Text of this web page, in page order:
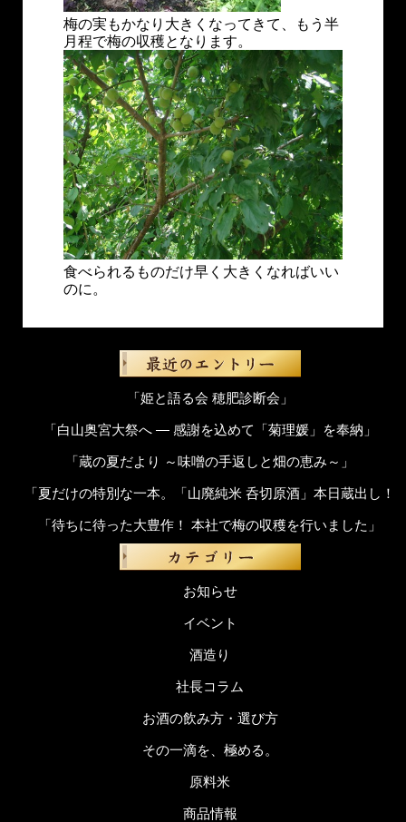
梅の実もかなり大きくなってきて、もう半
月程で梅の収穫となります。
食べられるものだけ早く大きくなればいい
のに。
「姫と語る会 穂肥診断会」
「白山奥宮大祭へ ― 感謝を込めて「菊理媛」を奉納」
「蔵の夏だより ～味噌の手返しと畑の恵み～」
「夏だけの特別な一本。「山廃純米 呑切原酒」本日蔵出し！
「待ちに待った大豊作！ 本社で梅の収穫を行いました」
お知らせ
イベント
酒造り
社長コラム
お酒の飲み方・選び方
その一滴を、極める。
原料米
商品情報